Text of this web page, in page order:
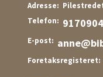
Adresse: Pilestredet
Telefon:
E-post:
Foretaksregisteret: